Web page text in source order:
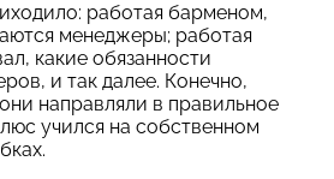
работая барменом,
менеджеры; работая
какие обязанности
и так далее. Конечно,
направляли в правильное
учился на собственном